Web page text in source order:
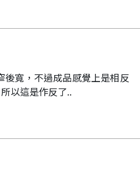
寬，不過成品感覺上是相反
以這是作反了..